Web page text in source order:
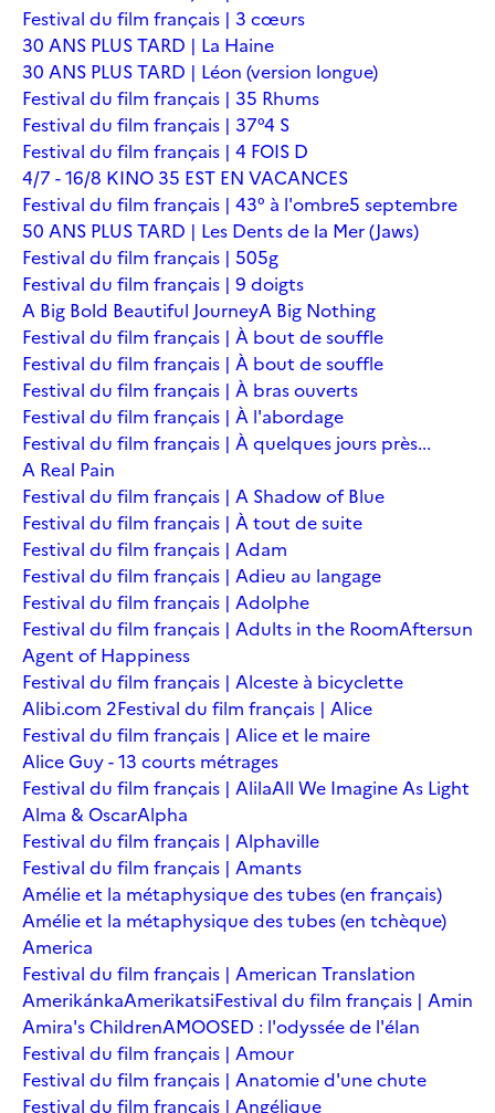
Festival du film français | 3 cœurs
30 ANS PLUS TARD | La Haine
30 ANS PLUS TARD | Léon (version longue)
Festival du film français | 35 Rhums
Festival du film français | 37°4 S
Festival du film français | 4 FOIS D
4/7 - 16/8 KINO 35 EST EN VACANCES
Festival du film français | 43° à l'ombre5 septembre
50 ANS PLUS TARD | Les Dents de la Mer (Jaws)
Festival du film français | 505g
Festival du film français | 9 doigts
A Big Bold Beautiful JourneyA Big Nothing
Festival du film français | À bout de souffle
Festival du film français | À bout de souffle
Festival du film français | À bras ouverts
Festival du film français | À l'abordage
Festival du film français | À quelques jours près...
A Real Pain
Festival du film français | A Shadow of Blue
Festival du film français | À tout de suite
Festival du film français | Adam
Festival du film français | Adieu au langage
Festival du film français | Adolphe
Festival du film français | Adults in the RoomAftersun
Agent of Happiness
Festival du film français | Alceste à bicyclette
Alibi.com 2Festival du film français | Alice
Festival du film français | Alice et le maire
Alice Guy - 13 courts métrages
Festival du film français | AlilaAll We Imagine As Light
Alma & OscarAlpha
Festival du film français | Alphaville
Festival du film français | Amants
Amélie et la métaphysique des tubes (en français)
Amélie et la métaphysique des tubes (en tchèque)
America
Festival du film français | American Translation
AmerikánkaAmerikatsiFestival du film français | Amin
Amira's ChildrenAMOOSED : l'odyssée de l'élan
Festival du film français | Amour
Festival du film français | Anatomie d'une chute
Festival du film français | Angélique